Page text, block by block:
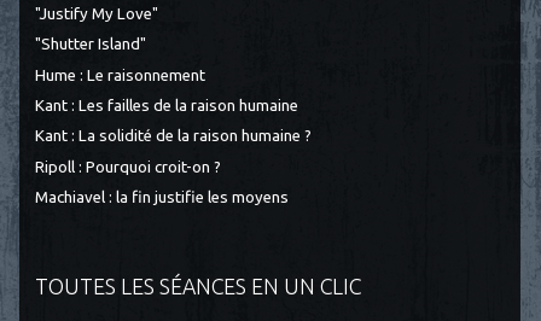
"Justify My Love"
"Shutter Island"
Hume : Le raisonnement
Kant : Les failles de la raison humaine
Kant : La solidité de la raison humaine ?
Ripoll : Pourquoi croit-on ?
Machiavel : la fin justifie les moyens
TOUTES LES SÉANCES EN UN CLIC